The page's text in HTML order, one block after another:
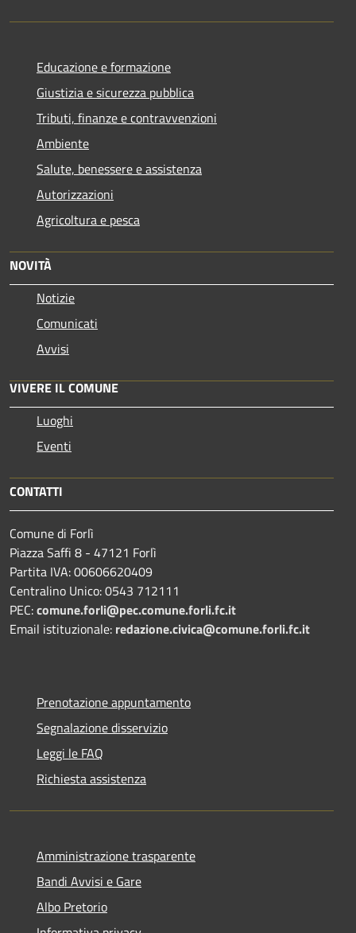
Educazione e formazione
Giustizia e sicurezza pubblica
Tributi, finanze e contravvenzioni
Ambiente
Salute, benessere e assistenza
Autorizzazioni
Agricoltura e pesca
NOVITÀ
Notizie
Comunicati
Avvisi
VIVERE IL COMUNE
Luoghi
Eventi
CONTATTI
Comune di Forlì
Piazza Saffi 8 - 47121 Forlì
Partita IVA: 00606620409
Centralino Unico: 0543 712111
PEC:comune.forli@pec.comune.forli.fc.it
Email istituzionale: redazione.civica@comune.forli.fc.it
Prenotazione appuntamento
Segnalazione disservizio
Leggi le FAQ
Richiesta assistenza
Amministrazione trasparente
Bandi Avvisi e Gare
Albo Pretorio